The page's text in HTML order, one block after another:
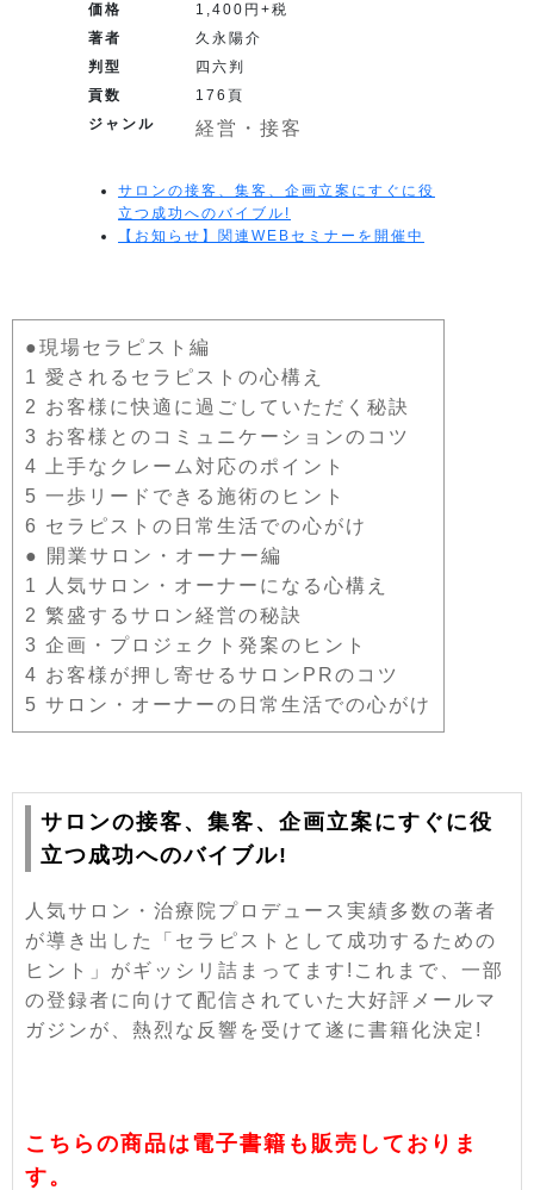
価格
1,400円+税
著者
久永陽介
判型
四六判
貢数
176頁
ジャンル
経営・接客
サロンの接客、集客、企画立案にすぐに役
立つ成功へのバイブル!
【お知らせ】関連WEBセミナーを開催中
●現場セラピスト編
1 愛されるセラピストの心構え
2 お客様に快適に過ごしていただく秘訣
3 お客様とのコミュニケーションのコツ
4 上手なクレーム対応のポイント
5 一歩リードできる施術のヒント
6 セラピストの日常生活での心がけ
● 開業サロン・オーナー編
1 人気サロン・オーナーになる心構え
2 繁盛するサロン経営の秘訣
3 企画・プロジェクト発案のヒント
4 お客様が押し寄せるサロンPRのコツ
5 サロン・オーナーの日常生活での心がけ
サロンの接客、集客、企画立案にすぐに役
立つ成功へのバイブル!
人気サロン・治療院プロデュース実績多数の著者
が導き出した「セラピストとして成功するための
ヒント」がギッシリ詰まってます!これまで、一部
の登録者に向けて配信されていた大好評メールマ
ガジンが、熱烈な反響を受けて遂に書籍化決定!
こちらの商品は電子書籍も販売しておりま
す。